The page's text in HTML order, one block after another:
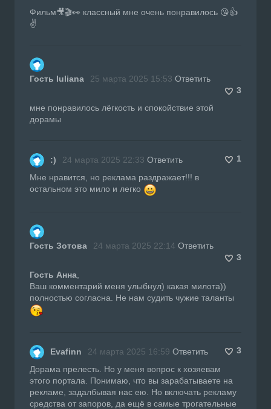
Фильм🎥🎬👀 классный мне очень понравилось 😘👍
✌
Гость Iuliana 25 марта 2025 15:53 Ответить
3
мне понравилось лёгкость и спокойствие этой
дорамы
:) 24 марта 2025 22:33 Ответить
1
Мне нравится, но реклама раздражает!!! в
остальном это мило и легко
Гость Зотова 24 марта 2025 22:14 Ответить
3
Гость Анна
Ваш комментарий меня улыбнул) какая милота))
полностью согласна. Не нам судить чужие таланты
Evafinn 24 марта 2025 16:59 Ответить
3
Дорама прелесть. Но у меня вопрос к хозяевам
этого портала. Понимаю, что вы зарабатываете на
рекламе, задалбывая нас ею. Но включать рекламу
средства от запоров, да ещё в самые трогательные